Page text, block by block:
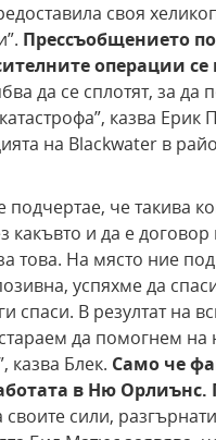
своя
Прессъобщението
операции се
да се сплотят, за
казва
на Blackwater в
подчертае, че такива
какъвто и да е
На място ние
успяхме да
спаси. В резултат на
да помогнем
казва Блек. Само че
в Ню Орлиънс.
сили,